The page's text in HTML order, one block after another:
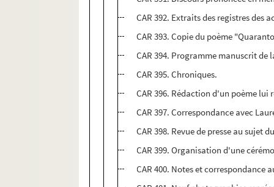
CAR 392. Extraits des registres des
CAR 393. Copie du poème
CAR 394. Programme manuscrit
CAR 395. Chroniques.
CAR 396. Rédaction d'un poème lui
CAR 397. Correspondance avec
CAR 398. Revue de presse au sujet
CAR 399. Organisation d'une
CAR 400. Notes et